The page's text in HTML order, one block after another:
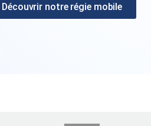
Découvrir notre régie mobile